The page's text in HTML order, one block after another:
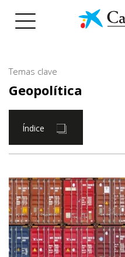
Temas clave
Geopolítica
Índice